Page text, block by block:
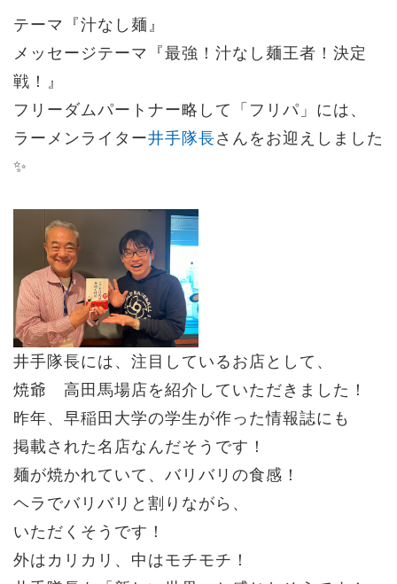
テーマ『汁なし麺』
メッセージテーマ『最強！汁なし麺王者！決定
戦！
』
フリーダムパートナー略して「フリパ」には、
ラーメンライター井手隊長さん をお迎えしました
✨
井手隊長には、注目しているお店として、
焼爺 高田馬場店を紹介していただきました！
昨年、早稲田大学の学生が作った情報誌にも
掲載された名店なんだそうです！
麺が焼かれていて、バリバリの食感！
ヘラでバリバリと割りながら、
いただくそうです！
外はカリカリ、中はモチモチ！